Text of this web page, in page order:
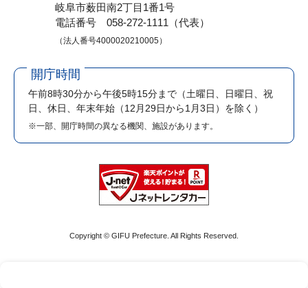
岐阜市薮田南2丁目1番1号
電話番号 058-272-1111（代表）
（法人番号4000020210005）
開庁時間
午前8時30分から午後5時15分まで （土曜日、日曜日、祝
日、休日、年末年始（12月29日から1月3日）を除く）
※一部、開庁時間の異なる機関、施設があります。
Copyright © GIFU Prefecture. All Rights Reserved.